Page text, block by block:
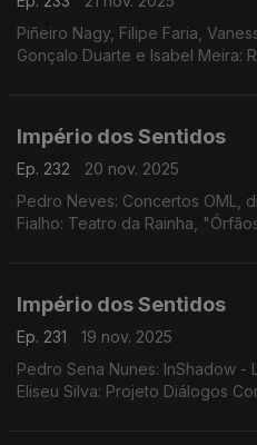
Piñeiro Nagy, Filipe Faria,
Gonçalo Duarte e Isabel Meira: Reportagem Mudança Museu
Império dos Sentidos
Ep. 232
20 nov. 2025
Pedro Neves: Concertos OML,
Fialho: Teatro da Rainha,
Império dos Sentidos
Ep. 231
19 nov. 2025
Pedro Sena Nunes: InShadow -
Eliseu Silva: Projeto Diálogos